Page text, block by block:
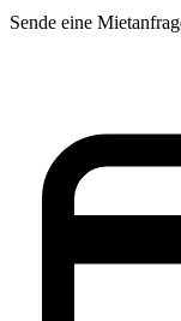
Sende eine